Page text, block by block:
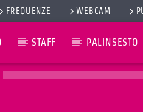
FREQUENZE WEBCAM
STAFF PALINSESTO